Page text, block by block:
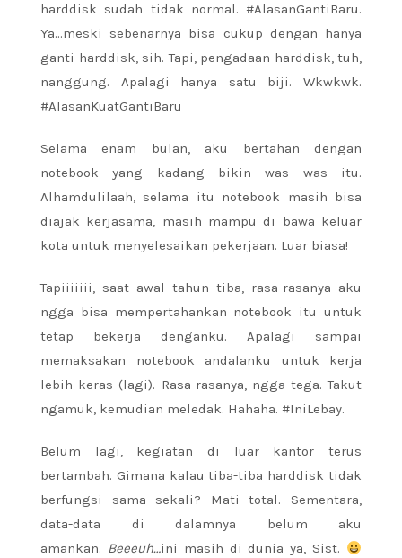
harddisk sudah tidak normal. #AlasanGantiBaru.
Ya…meski sebenarnya bisa cukup dengan hanya
ganti harddisk, sih. Tapi, pengadaan harddisk, tuh,
nanggung. Apalagi hanya satu biji. Wkwkwk.
#AlasanKuatGantiBaru
Selama enam bulan, aku bertahan dengan
notebook yang kadang bikin was was itu.
Alhamdulilaah, selama itu notebook masih bisa
diajak kerjasama, masih mampu di bawa keluar
kota untuk menyelesaikan pekerjaan. Luar biasa!
Tapiiiiiii, saat awal tahun tiba, rasa-rasanya aku
ngga bisa mempertahankan notebook itu untuk
tetap bekerja denganku. Apalagi sampai
memaksakan notebook andalanku untuk kerja
lebih keras (lagi). Rasa-rasanya, ngga tega. Takut
ngamuk, kemudian meledak. Hahaha. #IniLebay.
Belum lagi, kegiatan di luar kantor terus
bertambah. Gimana kalau tiba-tiba harddisk tidak
berfungsi sama sekali? Mati total. Sementara,
data-data di dalamnya belum aku
amankan. Beeeuh…ini masih di dunia ya, Sist.